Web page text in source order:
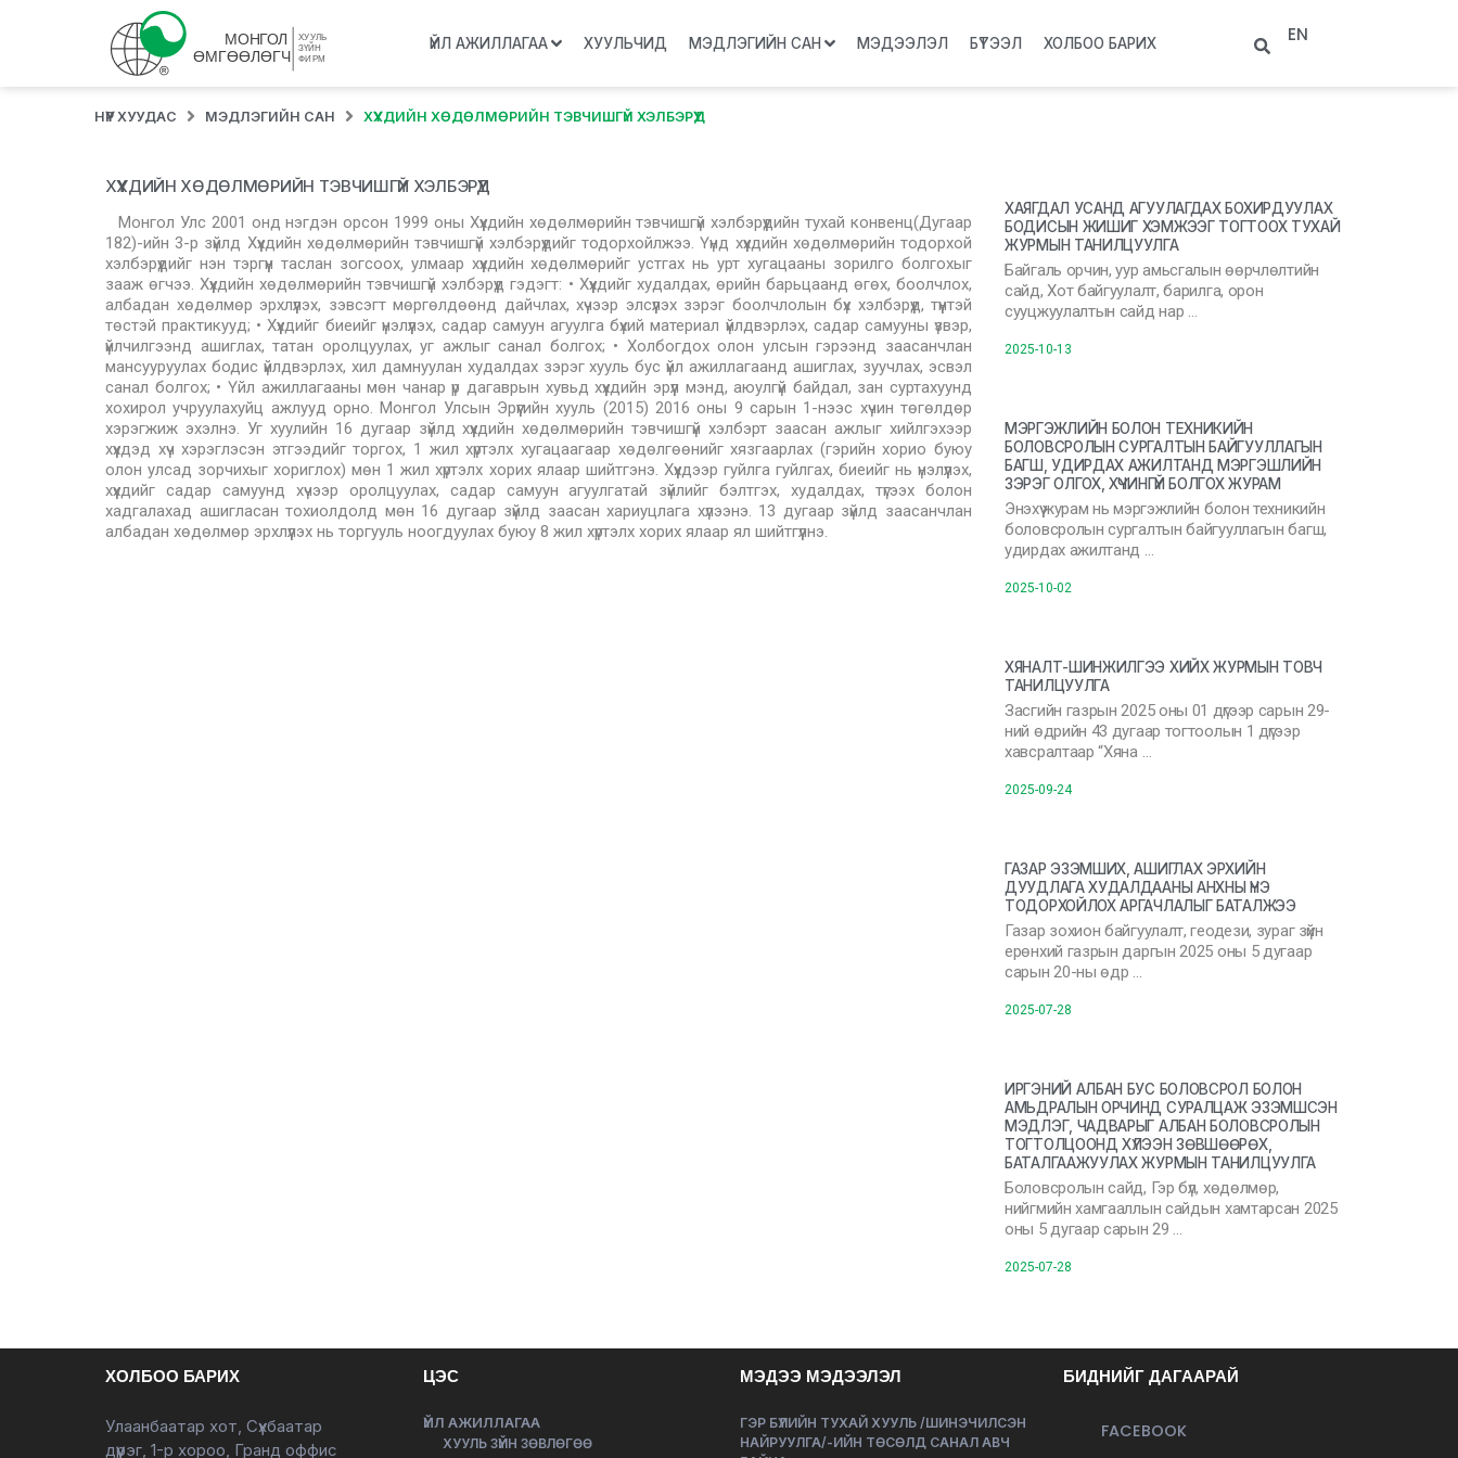
ҮЙЛ АЖИЛЛАГАА ХУУЛЬЧИД МЭДЛЭГИЙН САН МЭДЭЭЛЭЛ БҮТЭЭЛ ХОЛБОО БАРИХ EN
НҮҮР ХУУДАС МЭДЛЭГИЙН САН ХҮҮХДИЙН ХӨДӨЛМӨРИЙН ТЭВЧИШГҮЙ ХЭЛБЭРҮҮД
ХҮҮХДИЙН ХӨДӨЛМӨРИЙН ТЭВЧИШГҮЙ ХЭЛБЭРҮҮД
Монгол Улс 2001 онд нэгдэн орсон 1999 оны Хүүхдийн хөдөлмөрийн тэвчишгүй хэлбэрүүдийн тухай конвенц(Дугаар
182)-ийн 3-р зүйлд Хүүхдийн хөдөлмөрийн тэвчишгүй хэлбэрүүдийг тодорхойлжээ. Үүнд хүүхдийн хөдөлмөрийн тодорхой
хэлбэрүүдийг нэн тэргүүн таслан зогсоох, улмаар хүүхдийн хөдөлмөрийг устгах нь урт хугацааны зорилго болгохыг
зааж өгчээ. Хүүхдийн хөдөлмөрийн тэвчишгүй хэлбэрүүд гэдэгт: • Хүүхдийг худалдах, өрийн барьцаанд өгөх, боолчлох,
албадан хөдөлмөр эрхлүүлэх, зэвсэгт мөргөлдөөнд дайчлах, хүчээр элсүүлэх зэрэг боолчлолын бүх хэлбэрүүд, түүнтэй
төстэй практикууд; • Хүүхдийг биеийг үнэлүүлэх, садар самуун агуулга бүхий материал үйлдвэрлэх, садар самууны үзвэр,
үйлчилгээнд ашиглах, татан оролцуулах, уг ажлыг санал болгох; • Холбогдох олон улсын гэрээнд заасанчлан
мансууруулах бодис үйлдвэрлэх, хил дамнуулан худалдах зэрэг хууль бус үйл ажиллагаанд ашиглах, зуучлах, эсвэл
санал болгох; • Үйл ажиллагааны мөн чанар үр дагаврын хувьд хүүхдийн эрүүл мэнд, аюулгүй байдал, зан суртахуунд
хохирол учруулахуйц ажлууд орно. Монгол Улсын Эрүүгийн хууль (2015) 2016 оны 9 сарын 1-нээс хүчин төгөлдөр
хэрэгжиж эхэлнэ. Уг хуулийн 16 дугаар зүйлд хүүхдийн хөдөлмөрийн тэвчишгүй хэлбэрт заасан ажлыг хийлгэхээр
хүүхдэд хүч хэрэглэсэн этгээдийг торгох, 1 жил хүртэлх хугацаагаар хөдөлгөөнийг хязгаарлах (гэрийн хорио буюу
олон улсад зорчихыг хориглох) мөн 1 жил хүртэлх хорих ялаар шийтгэнэ. Хүүхдээр гуйлга гуйлгах, биеийг нь үнэлүүлэх,
хүүхдийг садар самуунд хүчээр оролцуулах, садар самуун агуулгатай зүйлийг бэлтгэх, худалдах, түгээх болон
хадгалахад ашигласан тохиолдолд мөн 16 дугаар зүйлд заасан хариуцлага хүлээнэ. 13 дугаар зүйлд заасанчлан
албадан хөдөлмөр эрхлүүлэх нь торгууль ноогдуулах буюу 8 жил хүртэлх хорих ялаар ял шийтгүүлнэ.
ХАЯГДАЛ УСАНД АГУУЛАГДАХ БОХИРДУУЛАХ
БОДИСЫН ЖИШИГ ХЭМЖЭЭГ ТОГТООХ ТУХАЙ
ЖУРМЫН ТАНИЛЦУУЛГА
Байгаль орчин, уур амьсгалын өөрчлөлтийн
сайд, Хот байгуулалт, барилга, орон
сууцжуулалтын сайд нар …
2025-10-13
МЭРГЭЖЛИЙН БОЛОН ТЕХНИКИЙН
БОЛОВСРОЛЫН СУРГАЛТЫН БАЙГУУЛЛАГЫН
БАГШ, УДИРДАХ АЖИЛТАНД МЭРГЭШЛИЙН
ЗЭРЭГ ОЛГОХ, ХҮЧИНГҮЙ БОЛГОХ ЖУРАМ
Энэхүү журам нь мэргэжлийн болон техникийн
боловсролын сургалтын байгууллагын багш,
удирдах ажилтанд …
2025-10-02
ХЯНАЛТ-ШИНЖИЛГЭЭ ХИЙХ ЖУРМЫН ТОВЧ
ТАНИЛЦУУЛГА
Засгийн газрын 2025 оны 01 дүгээр сарын 29-
ний өдрийн 43 дугаар тогтоолын 1 дүгээр
хавсралтаар “Хяна …
2025-09-24
ГАЗАР ЭЗЭМШИХ, АШИГЛАХ ЭРХИЙН
ДУУДЛАГА ХУДАЛДААНЫ АНХНЫ ҮНЭ
ТОДОРХОЙЛОХ АРГАЧЛАЛЫГ БАТАЛЖЭЭ
Газар зохион байгуулалт, геодези, зураг зүйн
ерөнхий газрын даргын 2025 оны 5 дугаар
сарын 20-ны өдр …
2025-07-28
ИРГЭНИЙ АЛБАН БУС БОЛОВСРОЛ БОЛОН
АМЬДРАЛЫН ОРЧИНД СУРАЛЦАЖ ЭЗЭМШСЭН
МЭДЛЭГ, ЧАДВАРЫГ АЛБАН БОЛОВСРОЛЫН
ТОГТОЛЦООНД ХҮЛЭЭН ЗӨВШӨӨРӨХ,
БАТАЛГААЖУУЛАХ ЖУРМЫН ТАНИЛЦУУЛГА
Боловсролын сайд, Гэр бүл, хөдөлмөр,
нийгмийн хамгааллын сайдын хамтарсан 2025
оны 5 дугаар сарын 29 …
2025-07-28
ХОЛБОО БАРИХ
Улаанбаатар хот, Сүхбаатар
дүүрэг, 1-р хороо, Гранд оффис
ЦЭС
ҮЙЛ АЖИЛЛАГАА
ХУУЛЬ ЗҮЙН ЗӨВЛӨГӨӨ
МЭДЭЭ МЭДЭЭЛЭЛ
ГЭР БҮЛИЙН ТУХАЙ ХУУЛЬ /ШИНЭЧИЛСЭН
НАЙРУУЛГА/-ИЙН ТӨСӨЛД САНАЛ АВЧ
БИДНИЙГ ДАГААРАЙ
FACEBOOK